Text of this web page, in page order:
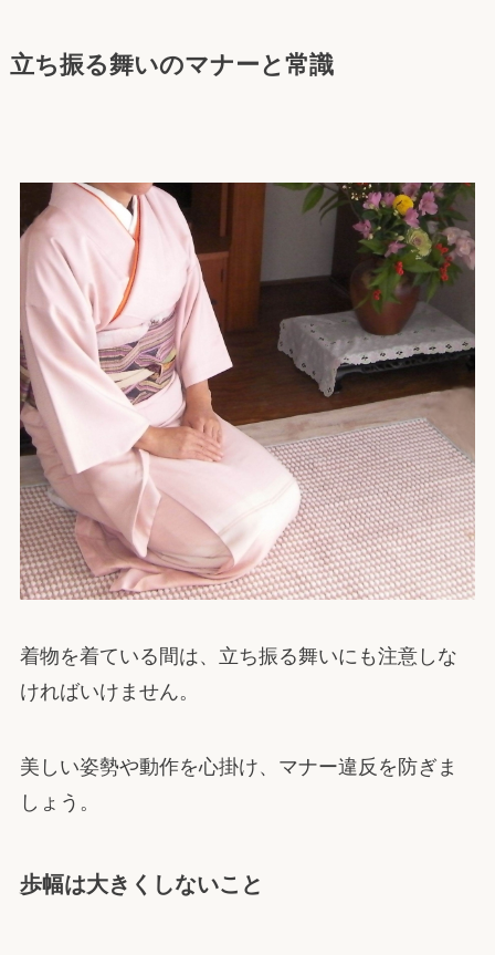
立ち振る舞いのマナーと常識
着物を着ている間は、立ち振る舞いにも注意しな
ければいけません。
美しい姿勢や動作を心掛け、マナー違反を防ぎま
しょう。
歩幅は大きくしないこと